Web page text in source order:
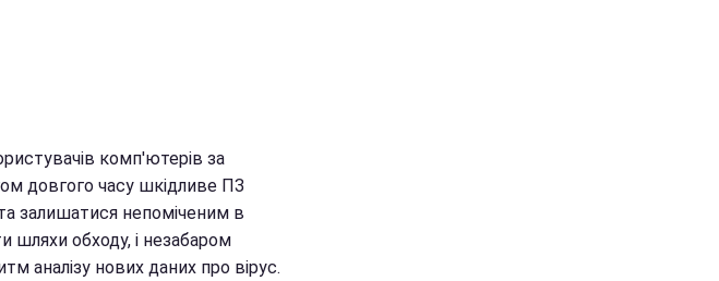
комп'ютерів за
довгого часу шкідливе ПЗ
залишатися непоміченим в
шляхи обходу, і незабаром
аналізу нових даних про вірус.